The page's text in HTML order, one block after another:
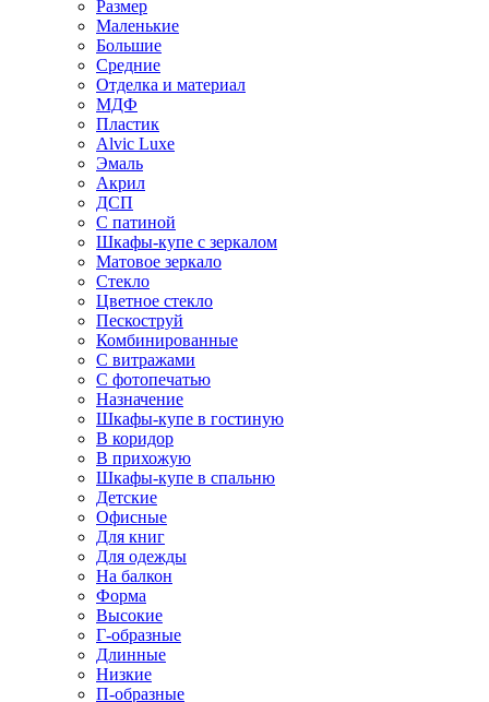
Размер
Маленькие
Большие
Средние
Отделка и материал
МДФ
Пластик
Alvic Luxe
Эмаль
Акрил
ДСП
С патиной
Шкафы-купе с зеркалом
Матовое зеркало
Стекло
Цветное стекло
Пескоструй
Комбинированные
С витражами
С фотопечатью
Назначение
Шкафы-купе в гостиную
В коридор
В прихожую
Шкафы-купе в спальню
Детские
Офисные
Для книг
Для одежды
На балкон
Форма
Высокие
Г-образные
Длинные
Низкие
П-образные